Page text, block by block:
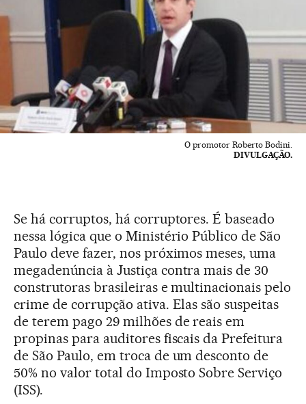
O promotor Roberto Bodini.
DIVULGAÇÃO.
Se há corruptos, há corruptores. É baseado
nessa lógica que o Ministério Público de São
Paulo deve fazer, nos próximos meses, uma
megadenúncia à Justiça contra mais de 30
construtoras brasileiras e multinacionais pelo
crime de corrupção ativa. Elas são suspeitas
de terem pago 29 milhões de reais em
propinas para auditores fiscais da Prefeitura
de São Paulo, em troca de um desconto de
50% no valor total do Imposto Sobre Serviço
(ISS).